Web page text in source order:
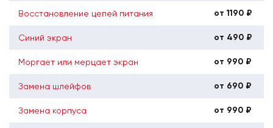
Восстановление цепей питания от 1190 ₽
Синий экран от 490 ₽
Моргает или мерцает экран от 990 ₽
Замена шлейфов от 690 ₽
Замена корпуса от 990 ₽